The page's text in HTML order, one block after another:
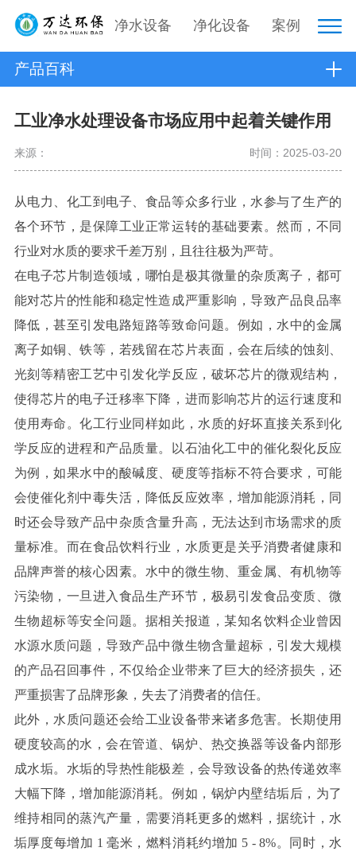
净水设备 净化设备 案例
产品百科
工业净水处理设备市场应用中起着关键作用
来源： 时间：2025-03-20
从电力、化工到电子、食品等众多行业，水参与了生产的
各个环节，是保障工业正常运转的基础要素。然而，不同
行业对水质的要求千差万别，且往往极为严苛。
在电子芯片制造领域，哪怕是极其微量的杂质离子，都可
能对芯片的性能和稳定性造成严重影响，导致产品良品率
降低，甚至引发电路短路等致命问题。例如，水中的金属
离子如铜、铁等，若残留在芯片表面，会在后续的蚀刻、
光刻等精密工艺中引发化学反应，破坏芯片的微观结构，
使得芯片的电子迁移率下降，进而影响芯片的运行速度和
使用寿命。化工行业同样如此，水质的好坏直接关系到化
学反应的进程和产品质量。以石油化工中的催化裂化反应
为例，如果水中的酸碱度、硬度等指标不符合要求，可能
会使催化剂中毒失活，降低反应效率，增加能源消耗，同
时还会导致产品中杂质含量升高，无法达到市场需求的质
量标准。而在食品饮料行业，水质更是关乎消费者健康和
品牌声誉的核心因素。水中的微生物、重金属、有机物等
污染物，一旦进入食品生产环节，极易引发食品变质、微
生物超标等安全问题。据相关报道，某知名饮料企业曾因
水源水质问题，导致产品中微生物含量超标，引发大规模
的产品召回事件，不仅给企业带来了巨大的经济损失，还
严重损害了品牌形象，失去了消费者的信任。
此外，水质问题还会给工业设备带来诸多危害。长期使用
硬度较高的水，会在管道、锅炉、热交换器等设备内部形
成水垢。水垢的导热性能极差，会导致设备的热传递效率
大幅下降，增加能源消耗。例如，锅炉内壁结垢后，为了
维持相同的蒸汽产量，需要消耗更多的燃料，据统计，水
垢厚度每增加 1 毫米，燃料消耗约增加 5 - 8%。同时，水